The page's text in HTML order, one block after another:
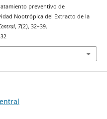
preventivo de
Nootrópica del Extracto de la
, 7(2), 32–39.